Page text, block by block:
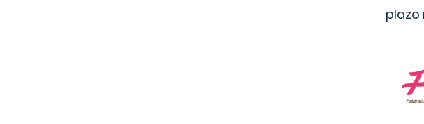
plazo